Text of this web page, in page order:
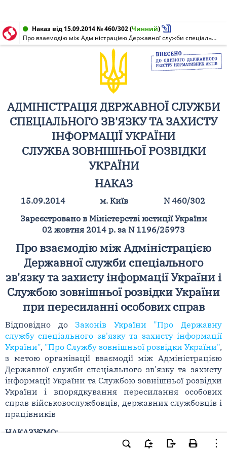
Наказ від 15.09.2014 № 460/302(Чинний)
Про взаємодію між Адміністрацією Державної служби спеціального зв'язку та захисту інформації України і Службою зовнішньої розвідки України при пересиланні особових справ